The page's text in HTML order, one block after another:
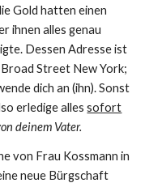
Gold hatten einen
ihnen alles genau
Dessen Adresse ist
Street New York;
dich an (ihn). Sonst
erledige alles sofort
deinem Vater.
von Frau Kossmann in
neue Bürgschaft